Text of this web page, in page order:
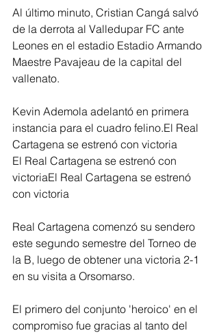
Al último minuto, Cristian Cangá salvó
de la derrota al Valledupar FC ante
Leones en el estadio Estadio Armando
Maestre Pavajeau de la capital del
vallenato.
Kevin Ademola adelantó en primera
instancia para el cuadro felino.El Real
Cartagena se estrenó con victoria
El Real Cartagena se estrenó con
victoriaEl Real Cartagena se estrenó
con victoria
Real Cartagena comenzó su sendero
este segundo semestre del Torneo de
la B, luego de obtener una victoria 2-1
en su visita a Orsomarso.
El primero del conjunto 'heroico' en el
compromiso fue gracias al tanto del